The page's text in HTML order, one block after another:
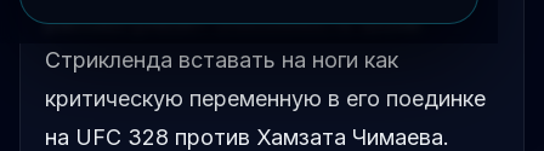
рассматривает способность Шона
Стрикленда вставать на ноги как
критическую переменную в его поединке
на UFC 328 против Хамзата Чимаева.